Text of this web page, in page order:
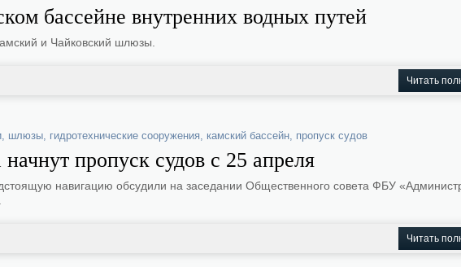
бассейне внутренних водных путей
и Чайковский шлюзы.
Читать
, шлюзы, гидротехнические сооружения, камский бассейн, пропуск судов
пропуск судов с 25 апреля
навигацию обсудили на заседании Общественного совета ФБУ
Читать